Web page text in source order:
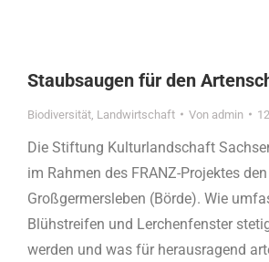
Staubsaugen für den
Biodiversität Landwirtschaft Von admin
Die Stiftung Kulturlandschaft
im Rahmen des FRANZ-Projektes
Großgermersleben (Börde). Wie
Blühstreifen und Lerchenfenster
werden und was für herausragend